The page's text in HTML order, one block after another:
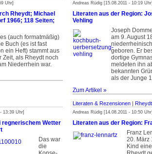
Uhr]
Rheydt; Michael
1966; 118 Seiten;
(auch formatmäßig)
Buch (es ist fast
ein Heft) stammt aus
Zeit, als Rheydt noch
Niederrhein war.
Andreas Rüdig [15.08.2011 - 10:19
Literaten aus der Region:
Vehling
Joseph
am 9. August
geboren. Er
dortige
meldeten ihn
bekannten
als der Junge
Zum Artikel »
13:39 Uhr]
regnerischem Wetter
Das war
die
Literaten & Rezensionen | Rheydt
Andreas Rüdig [14.08.2011 - 10:50
Literaten aus der Region:
Franz
20. März
Kind